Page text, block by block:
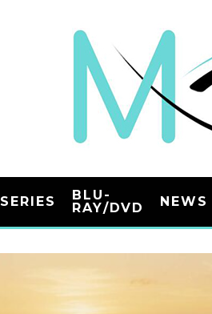
SERIES
BLU-
RAY/DVD
NEWS